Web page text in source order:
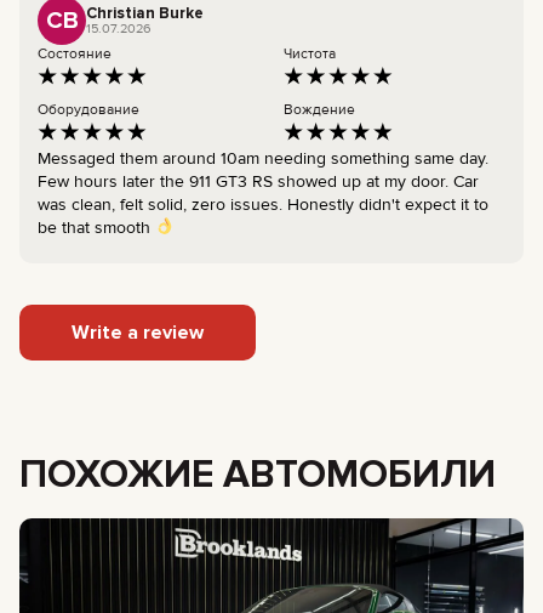
CB Christian Burke
15.07.2026
Состояние Чистота
Оборудование Вождение
Messaged them around 10am needing something same day.
Few hours later the 911 GT3 RS showed up at my door. Car
was clean, felt solid, zero issues. Honestly didn't expect it to
be that smooth
Write a review
ПОХОЖИЕ АВТОМОБИЛИ